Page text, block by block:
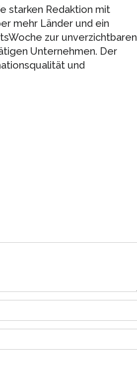
starken Redaktion mit
mehr Länder und ein
zur unverzichtbaren
Unternehmen. Der
und